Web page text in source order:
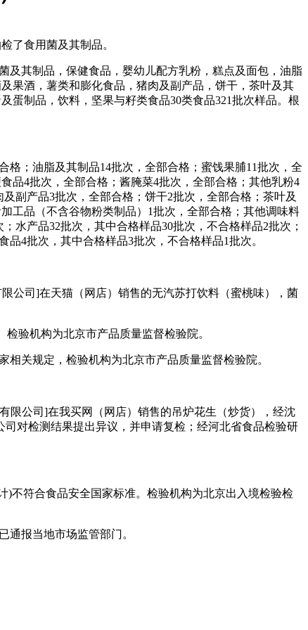
了食用菌及其制品。
及其制品，保健食品，婴幼儿配方乳粉，糕点及面包，油脂
果酒，薯类和膨化食品，猪肉及副产品，饼干，茶叶及其
蛋制品，饮料，坚果与籽类食品30类食品321批次样品。根
格；油脂及其制品14批次，全部合格；蜜饯果脯11批次，全
品4批次，全部合格；酱腌菜4批次，全部合格；其他乳粉4
副产品3批次，全部合格；饼干2批次，全部合格；茶叶及
工品（不含谷物粉类制品）1批次，全部合格；其他调味料
水产品32批次，其中合格样品30批次，不合格样品2批次；
4批次，其中合格样品3批次，不合格样品1批次。
公司]在天猫（网店）销售的无汽苏打饮料（蜜桃味），菌
验机构为北京市产品质量监督检验院。
关规定，检验机构为北京市产品质量监督检验院。
限公司]在我买网（网店）销售的吊炉花生（炒货），经沈
对检测结果提出异议，并申请复检；经河北省食品检验研
)不符合食品安全国家标准。检验机构为北京出入境检验检
通报当地市场监管部门。